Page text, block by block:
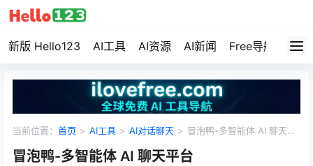
新版 Hello123 AI工具 AI资源 AI新闻 Free导航 资
当前位置： 首页 > AI工具 > AI对话聊天 > 冒泡鸭-多智能体 AI 聊天平
冒泡鸭-多智能体 AI 聊天平台